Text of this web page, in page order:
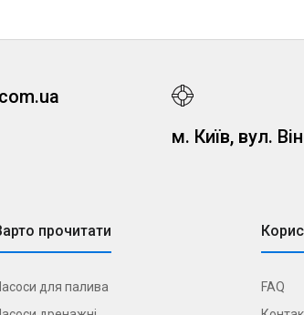
м. Київ, вул.
прочитати
для палива
FAQ